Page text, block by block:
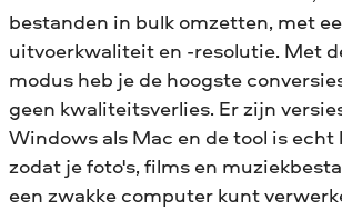
bestanden in bulk omzetten, met
uitvoerkwaliteit en -resolutie. Met
modus heb je de hoogste
geen kwaliteitsverlies. Er zijn
Windows als Mac en de tool is
zodat je foto's, films en
een zwakke computer kunt